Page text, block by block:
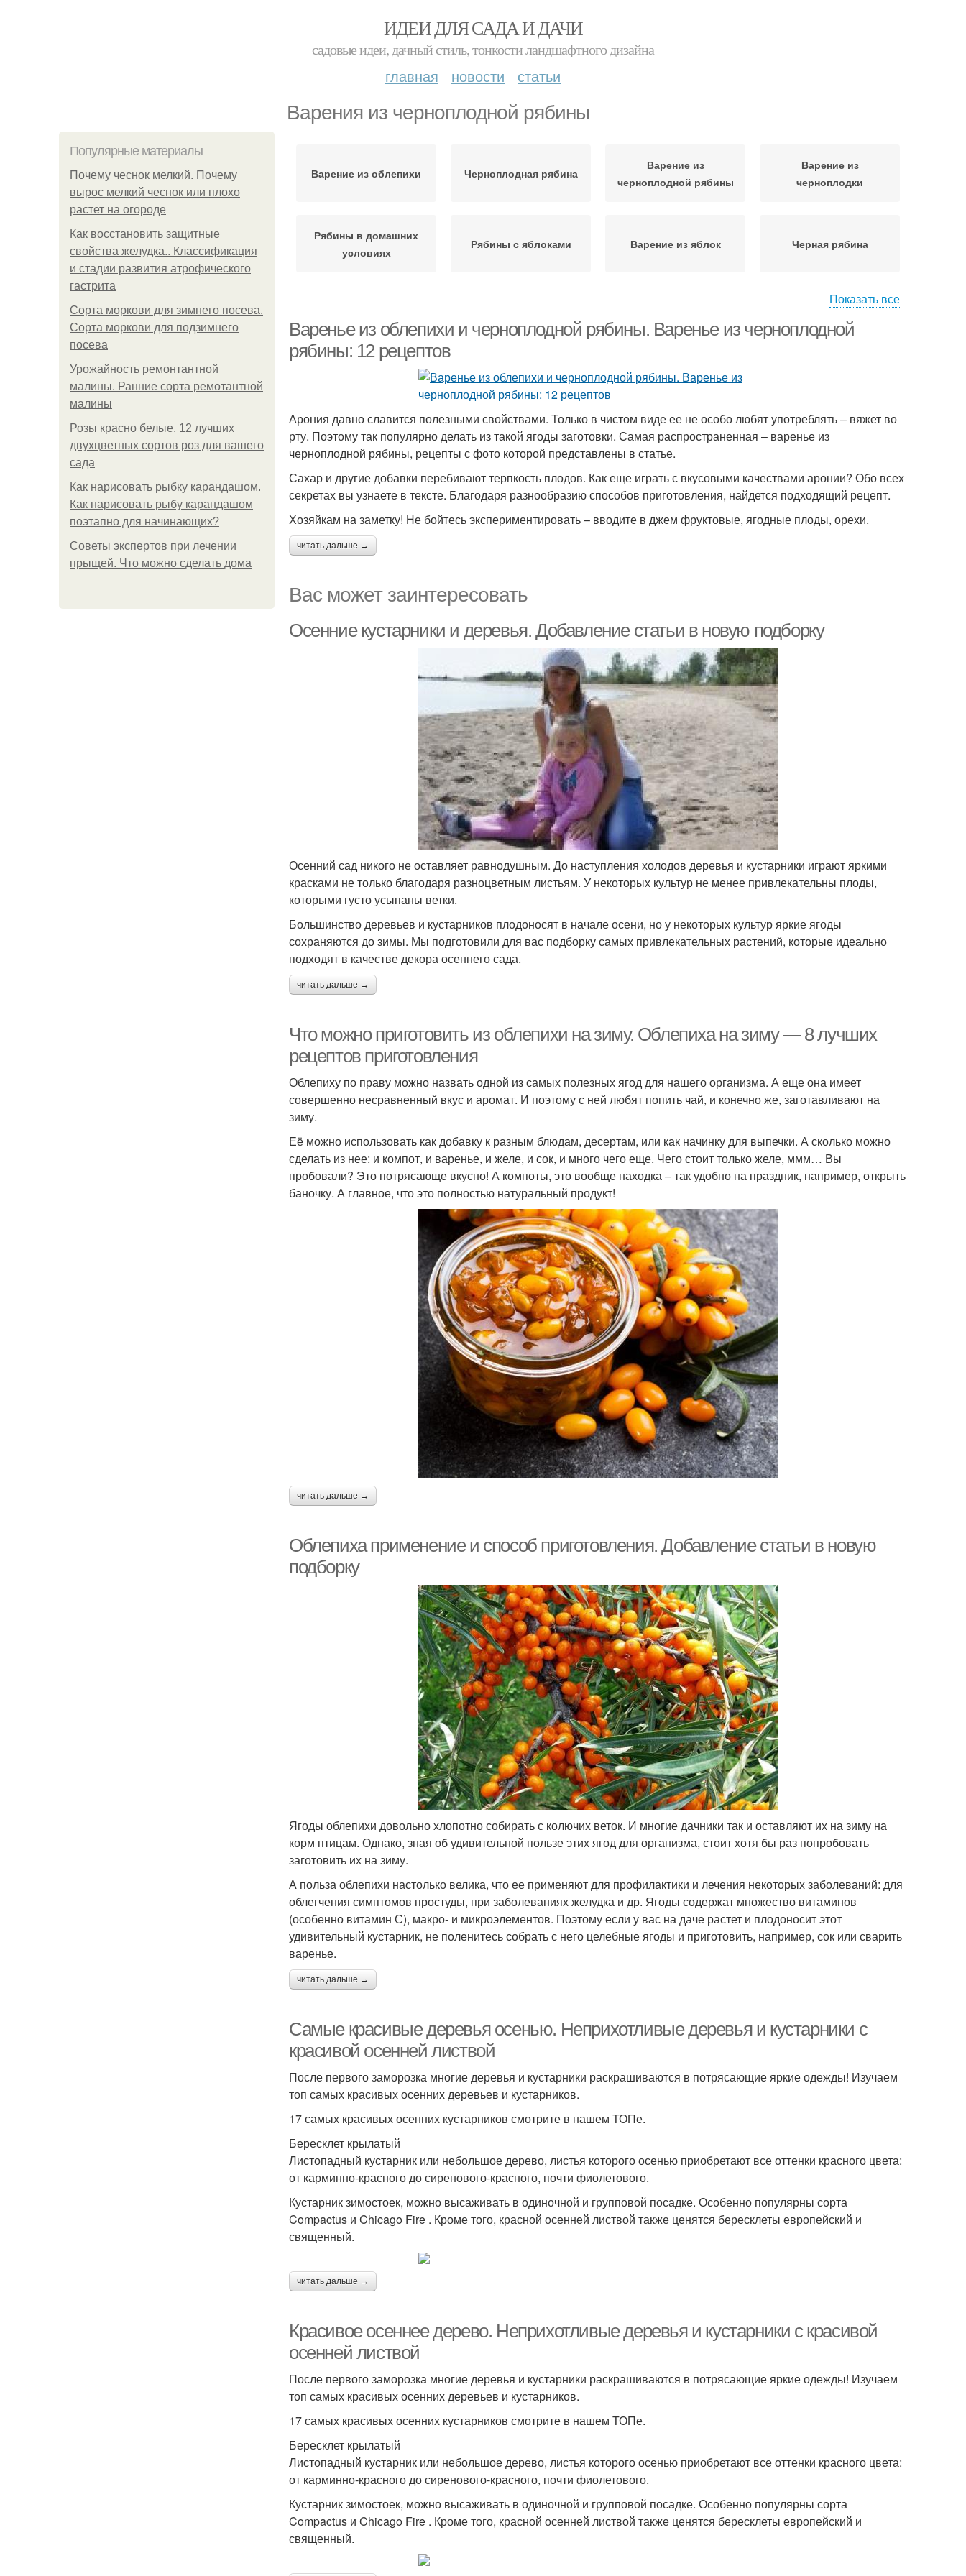
ИДЕИ ДЛЯ САДА И ДАЧИ
садовые идеи, дачный стиль, тонкости ландшафтного дизайна
главная новости статьи
Варения из черноплодной рябины
Популярные материалы
Почему чеснок мелкий. Почему
вырос мелкий чеснок или плохо
растет на огороде
Как восстановить защитные
свойства желудка.. Классификация
и стадии развития атрофического
гастрита
Сорта моркови для зимнего посева.
Сорта моркови для подзимнего
посева
Урожайность ремонтантной
малины. Ранние сорта ремотантной
малины
Розы красно белые. 12 лучших
двухцветных сортов роз для вашего
сада
Как нарисовать рыбку карандашом.
Как нарисовать рыбу карандашом
поэтапно для начинающих?
Советы экспертов при лечении
прыщей. Что можно сделать дома
Варение из облепихи Черноплодная рябина
Варение из
черноплодной рябины
Варение из
черноплодки
Рябины в домашних
условиях
Рябины с яблоками Варение из яблок Черная рябина
мясорубку
Показать все
Варенье из облепихи и черноплодной рябины. Варенье из черноплодной
рябины: 12 рецептов
Арония давно славится полезными свойствами. Только в чистом виде ее не особо любят употреблять – вяжет во
рту. Поэтому так популярно делать из такой ягоды заготовки. Самая распространенная – варенье из
черноплодной рябины, рецепты с фото которой представлены в статье.
Сахар и другие добавки перебивают терпкость плодов. Как еще играть с вкусовыми качествами аронии? Обо всех
секретах вы узнаете в тексте. Благодаря разнообразию способов приготовления, найдется подходящий рецепт.
Хозяйкам на заметку! Не бойтесь экспериментировать – вводите в джем фруктовые, ягодные плоды, орехи.
читать дальше →
Вас может заинтересовать
Осенние кустарники и деревья. Добавление статьи в новую подборку
Осенний сад никого не оставляет равнодушным. До наступления холодов деревья и кустарники играют яркими
красками не только благодаря разноцветным листьям. У некоторых культур не менее привлекательны плоды,
которыми густо усыпаны ветки.
Большинство деревьев и кустарников плодоносят в начале осени, но у некоторых культур яркие ягоды
сохраняются до зимы. Мы подготовили для вас подборку самых привлекательных растений, которые идеально
подходят в качестве декора осеннего сада.
читать дальше →
Что можно приготовить из облепихи на зиму. Облепиха на зиму — 8 лучших
рецептов приготовления
Облепиху по праву можно назвать одной из самых полезных ягод для нашего организма. А еще она имеет
совершенно несравненный вкус и аромат. И поэтому с ней любят попить чай, и конечно же, заготавливают на
зиму.
Её можно использовать как добавку к разным блюдам, десертам, или как начинку для выпечки. А сколько можно
сделать из нее: и компот, и варенье, и желе, и сок, и много чего еще. Чего стоит только желе, ммм… Вы
пробовали? Это потрясающе вкусно! А компоты, это вообще находка – так удобно на праздник, например, открыть
баночку. А главное, что это полностью натуральный продукт!
читать дальше →
Облепиха применение и способ приготовления. Добавление статьи в новую
подборку
Ягоды облепихи довольно хлопотно собирать с колючих веток. И многие дачники так и оставляют их на зиму на
корм птицам. Однако, зная об удивительной пользе этих ягод для организма, стоит хотя бы раз попробовать
заготовить их на зиму.
А польза облепихи настолько велика, что ее применяют для профилактики и лечения некоторых заболеваний: для
облегчения симптомов простуды, при заболеваниях желудка и др. Ягоды содержат множество витаминов
(особенно витамин С), макро- и микроэлементов. Поэтому если у вас на даче растет и плодоносит этот
удивительный кустарник, не поленитесь собрать с него целебные ягоды и приготовить, например, сок или сварить
варенье.
читать дальше →
Самые красивые деревья осенью. Неприхотливые деревья и кустарники с
красивой осенней листвой
После первого заморозка многие деревья и кустарники раскрашиваются в потрясающие яркие одежды! Изучаем
топ самых красивых осенних деревьев и кустарников.
17 самых красивых осенних кустарников смотрите в нашем ТОПе.
Бересклет крылатый
Листопадный кустарник или небольшое дерево, листья которого осенью приобретают все оттенки красного цвета:
от карминно-красного до сиренового-красного, почти фиолетового.
Кустарник зимостоек, можно высаживать в одиночной и групповой посадке. Особенно популярны сорта
Compactus и Chicago Fire . Кроме того, красной осенней листвой также ценятся бересклеты европейский и
священный.
читать дальше →
Красивое осеннее дерево. Неприхотливые деревья и кустарники с красивой
осенней листвой
После первого заморозка многие деревья и кустарники раскрашиваются в потрясающие яркие одежды! Изучаем
топ самых красивых осенних деревьев и кустарников.
17 самых красивых осенних кустарников смотрите в нашем ТОПе.
Бересклет крылатый
Листопадный кустарник или небольшое дерево, листья которого осенью приобретают все оттенки красного цвета:
от карминно-красного до сиренового-красного, почти фиолетового.
Кустарник зимостоек, можно высаживать в одиночной и групповой посадке. Особенно популярны сорта
Compactus и Chicago Fire . Кроме того, красной осенней листвой также ценятся бересклеты европейский и
священный.